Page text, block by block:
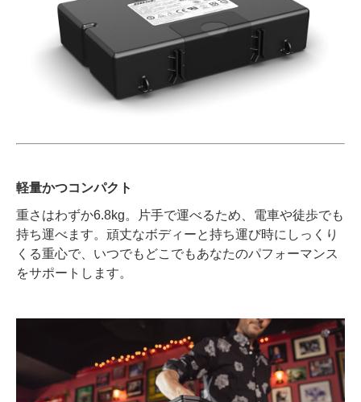
軽量かつコンパクト
重さはわずか6.8kg。片手で運べるため、電車や徒歩でも
持ち運べます。頑丈なボディーと持ち運び時にしっくり
くる重心で、いつでもどこでもあなたのパフォーマンス
をサポートします。